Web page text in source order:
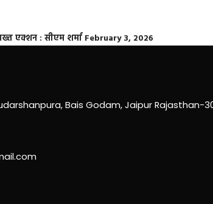
एक्शन : सीएम शर्मा February 3, 2026
Bais Godam, Jaipur Rajasthan-